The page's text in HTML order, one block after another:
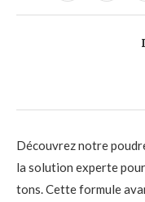
Découvrez notre
la solution experte
tons. Cette formule